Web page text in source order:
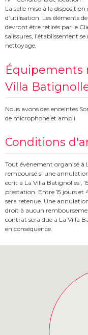
La salle mise à la
d’utilisation. Les éléments
devront être retirés par le
salissures, l’établissement
nettoyage.
Équipements
Villa
Nous avons des enceintes
de microphone et ampli
Conditions
Tout évènement organisé à
remboursé si une
écrit à La Villa Batignolles ,
prestation. Entre 15 jours et
sera retenue. Une
droit à aucun
contrat sera due à La Villa
en conséquence.